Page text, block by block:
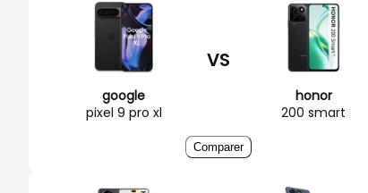
google
pixel 9 pro xl
VS
honor
200 smart
Comparer